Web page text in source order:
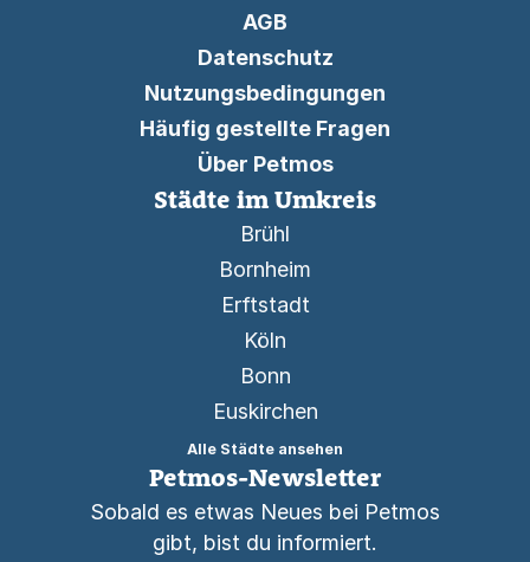
AGB
Datenschutz
Nutzungsbedingungen
Häufig gestellte Fragen
Über Petmos
Städte im Umkreis
Brühl
Bornheim
Erftstadt
Köln
Bonn
Euskirchen
Alle Städte ansehen
Petmos-Newsletter
Sobald es etwas Neues bei Petmos
gibt, bist du informiert.